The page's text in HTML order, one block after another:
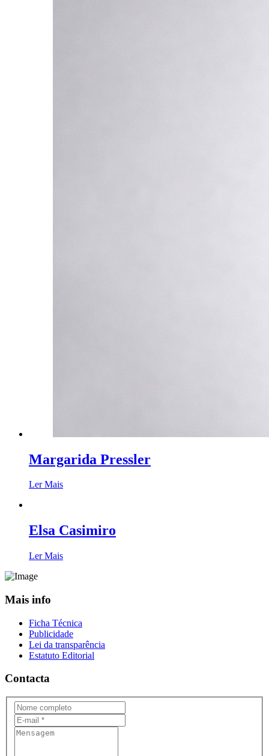
Margarida Pressler
Ler Mais
Elsa Casimiro
Ler Mais
Mais info
Ficha Técnica
Publicidade
Lei da transparência
Estatuto Editorial
Contacta